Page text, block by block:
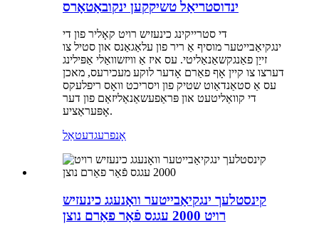
ינדוסטריאַל טשיקקען ינקובאַטאָרס
די סטרייקינג כינעזיש רויט קאָליר פון די
ינגקיאַבייטער מוסיף אַ ריר פון עלאַגאַנס און סטיל צו
זייַן פאַנגקשאַנאַליטי. עס איז אַ וויזשוואַלי אַפּילינג
דערצו צו קיין אָף פאַרם אָדער לוקע מעכירעס, מאכן
עס אַ סטאַנדאַוט שטיק פון ויסריכט וואָס ריפלעקס
די קוואַליטעט און פּראַפעשאַנאַליזאַם פון דער
אָפּעראַציע.
אָנפרעגדעטאַל
קינסטלעך ינגקיאַבייטער וואָנעגג כינעזיש
רויט 2000 עגגס פֿאַר פאַרם נוצן